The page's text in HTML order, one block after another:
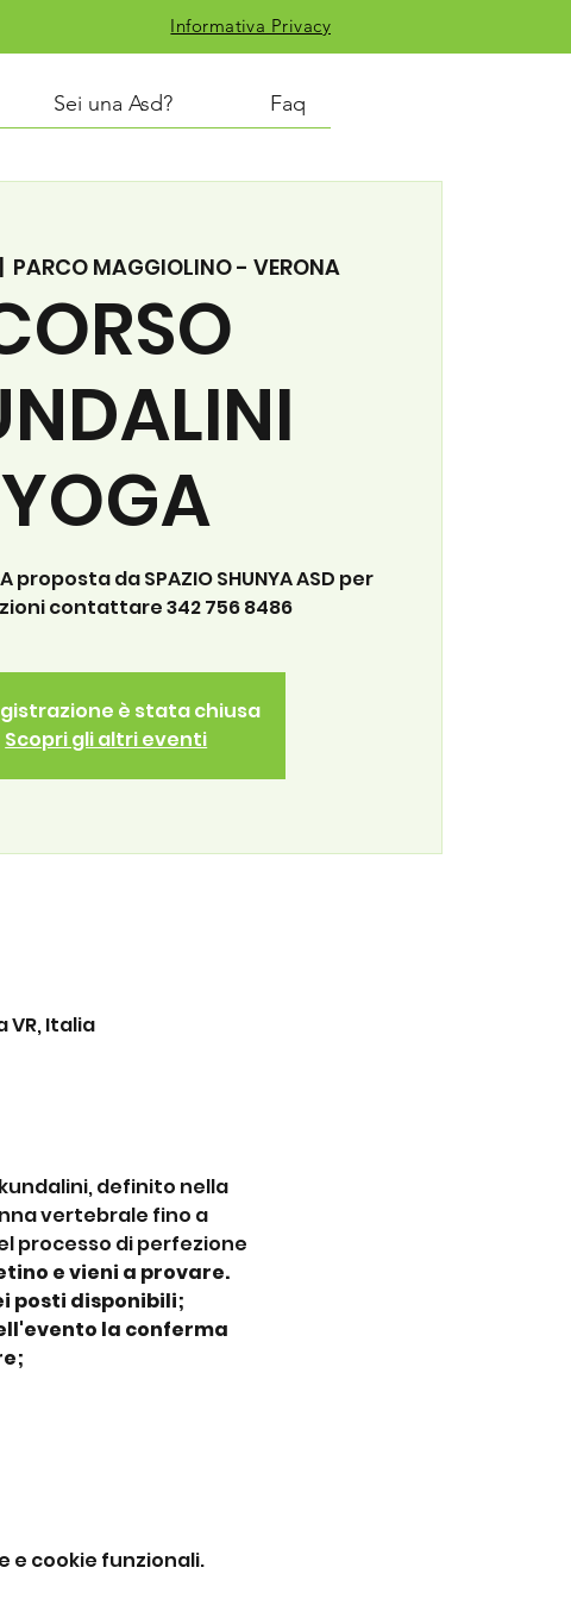
Informativa Privacy
Sei una Asd? Faq
PARCO MAGGIOLINO - VERONA
YOGA
proposta da SPAZIO SHUNYA ASD per
contattare 342 756 8486
è stata chiusa
Scopri gli altri eventi
VR, Italia
definito nella
vertebrale fino a
processo di perfezione
e vieni a provare.
posti disponibili;
la conferma
e cookie funzionali.